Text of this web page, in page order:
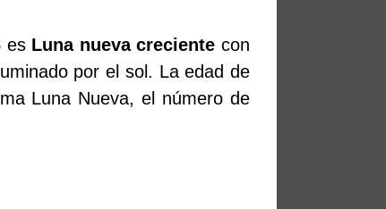
es Luna nueva creciente con
por el sol. La edad de
Luna Nueva, el número de